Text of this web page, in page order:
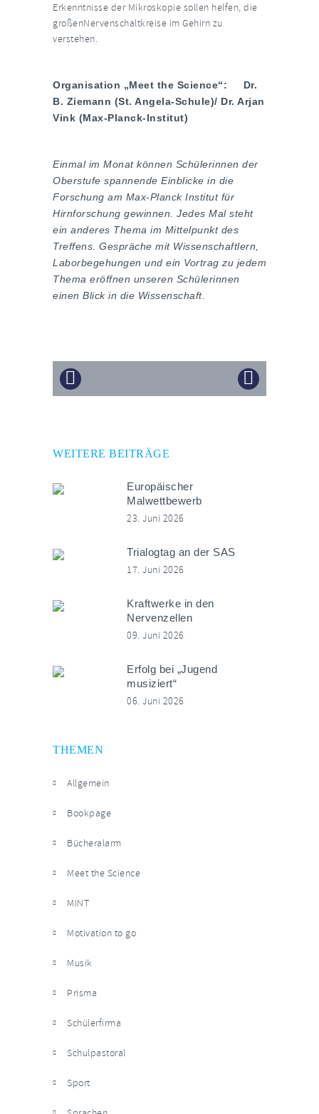
Erkenntnisse der Mikroskopie sollen helfen, die
großenNervenschaltkreise im Gehirn zu
verstehen.
Organisation „Meet the Science“: Dr.
B. Ziemann (St. Angela-Schule)/ Dr. Arjan
Vink (Max-Planck-Institut)
Einmal im Monat können Schülerinnen der
Oberstufe spannende Einblicke in die
Forschung am Max-Planck Institut für
Hirnforschung gewinnen. Jedes Mal steht
ein anderes Thema im Mittelpunkt des
Treffens. Gespräche mit Wissenschaftlern,
Laborbegehungen und ein Vortrag zu jedem
Thema eröffnen unseren Schülerinnen
einen Blick in die Wissenschaft.
WEITERE BEITRÄGE
Europäischer
Malwettbewerb
23. Juni 2026
Trialogtag an der SAS
17. Juni 2026
Kraftwerke in den
Nervenzellen
09. Juni 2026
Erfolg bei „Jugend
musiziert“
06. Juni 2026
THEMEN
Allgemein
Bookpage
Bücheralarm
Meet the Science
MINT
Motivation to go
Musik
Prisma
Schülerfirma
Schulpastoral
Sport